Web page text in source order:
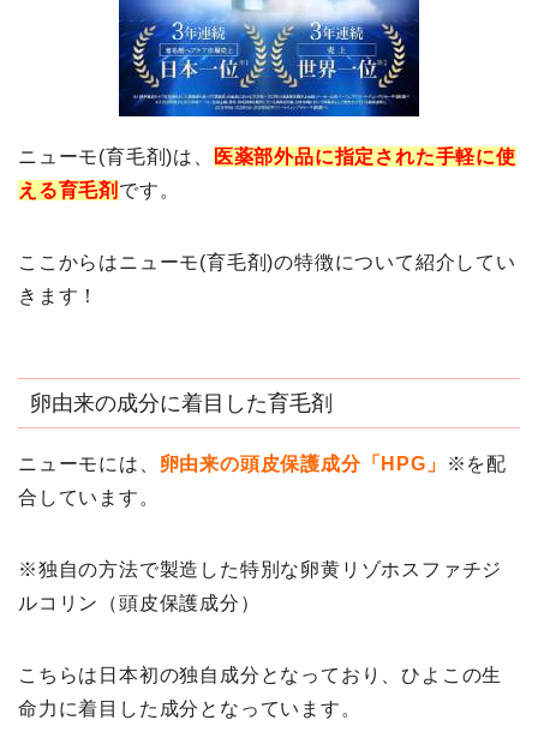
ニューモ(育毛剤)は、
医薬部外品に指定された手軽に使
える育毛剤 です。
ここからはニューモ(育毛剤)の特徴について紹介してい
きます！
卵由来の成分に着目した育毛剤
ニューモには、 卵由来の頭皮保護成分「HPG」
※を配
合しています。
※独自の方法で製造した特別な卵黄リゾホスファチジ
ルコリン（頭皮保護成分）
こちらは日本初の独自成分となっており、ひよこの生
命力に着目した成分となっています。